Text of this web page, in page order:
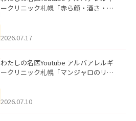
ークリニック札幌「赤ら顔・酒さ・ニ
した。
2026.07.17
わたしの名医Youtube アルバアレルギ
ークリニック札幌「マンジャロのリア
た。
2026.07.10